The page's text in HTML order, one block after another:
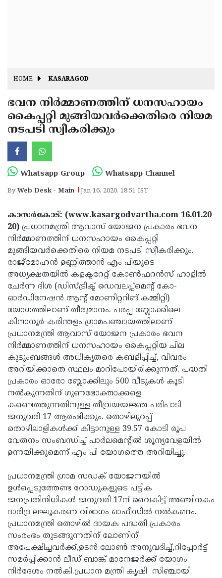
J&K
State
Assembly
Elections
Haryana
State
Assembly
Elections
Diwali
New-
Year
Republic
Day
Budget
Election
Maha
Shivarathri
International
Women's
Day
Anti-
Drug
Campaign
Attukal
Pongala
2025
Holi
2025
IPL
2025
Eid
Al-
Fitr
2025
Waqf
Bill
Controversy
Vishu
Festival
2025
Good
Friday
Observance
Easter
Sunday
2025
By-
Election
Updates
Bihar
Assembly
Polls
Kerala
Local
Body
Election
Look
Back
2025
HOME KASARAGOD
ഭവന നിര്‍മ്മാണത്തിന് ധനസഹായം
കൈപ്പറ്റി മുങ്ങിയവര്‍ക്കെതിരെ നിയമ
നടപടി സ്വീകരിക്കും
Whatsapp Group Whatsapp Channel
ByWeb Desk - Main Jan 16, 2020, 18:51 IST
കാസര്‍കോട്: (www.kasargodvartha.com 16.01.20
20) പ്രധാനമന്ത്രി ആവാസ് യോജന പ്രകാരം ഭവന
നിര്‍മ്മാണത്തിന് ധനസഹായം കൈപ്പറ്റി
മുങ്ങിയവര്‍ക്കെതിരെ നിയമ നടപടി സ്വീകരിക്കും.
രാജ്മോഹന്‍ ഉണ്ണിത്താന്‍ എം പിയുടെ
അധ്യക്ഷതയില്‍ കളക്ടറേറ്റ് കോണ്‍ഫറന്‍സ് ഹാളില്‍
ചേര്‍ന്ന ദിശ (ഡിസ്ട്രിക്ട് ഡെവലപ്പ്മെന്റ് കോ-
ഓര്‍ഡിനേഷന്‍ ആന്റ് മോണിറ്ററിങ് കമ്മിറ്റി)
യോഗത്തിലാണ് തീരുമാനം. പരപ്പ ബ്ലോക്കിലെ
കിനാനൂര്‍-കരിന്തളം ഗ്രാമപഞ്ചായത്തിലാണ്
പ്രധാനമന്ത്രി ആവാസ് യോജന പ്രകാരം ഭവന
നിര്‍മ്മാണത്തിന് ധനസഹായം കൈപ്പറ്റിയ ചില
കുടുംബങ്ങള്‍ അധികൃതരെ കബളിപ്പിച്ച്, വിവരം
അറിയിക്കാതെ സ്ഥലം മാറിപോയിരിക്കുന്നത്. പദ്ധതി
പ്രകാരം ഓരോ ബ്ലോക്കിലും 500 വീടുകള്‍ കൂടി
നല്‍കുന്നതിന് ഗുണഭോക്താക്കളെ
കണ്ടെത്തുന്നതിനുള്ള തീവ്രയയജ്ഞ പരിപാടി
ജനുവരി 17 ആരംഭിക്കും. തൊഴിലുറപ്പ്
തൊഴിലാളികള്‍ക്ക് കിട്ടാനുള്ള 39.57 കോടി രൂപ
വേതനം സംബന്ധിച്ച് പാര്‍ലമെന്റില്‍ ശൂന്യവേളയില്‍
ഉന്നയിക്കുമെന്ന് എം പി യോഗത്തെ അറിയിച്ചു.
പ്രധാനമന്ത്രി ഗ്രാമ സഡക് യോജനയില്‍
ഉള്‍പ്പെടുത്തേണ്ട റോഡുകളുടെ പട്ടിക
ജനപ്രതിനിധികള്‍ ജനുവരി 17ന് വൈകിട്ട് അഞ്ചിനകം
ദാരിദ്ര ലഘൂകരണ വിഭാഗം ഓഫീസില്‍ നല്‍കണം.
പ്രധാനമന്ത്രി തൊഴില്‍ ദായക പദ്ധതി പ്രകാരം
സംരംഭം തുടങ്ങുന്നതിന് ലോണിന്
അപേക്ഷിച്ചവര്‍ക്ക്,ഉടന്‍ ലോണ്‍ അനുവദിച്ച്,റിപ്പോര്‍ട്ട്
സമര്‍പ്പിക്കാന്‍ ലീഡ് ബാങ്ക് മാനേജര്‍ക്ക് യോഗം
നിര്‍ദേശം നല്‍കി.പ്രധാന മന്ത്രി കൃഷി സിഞ്ചായി